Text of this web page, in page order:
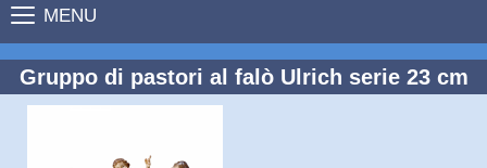
MENU
Gruppo di pastori al falò Ulrich serie 23 cm